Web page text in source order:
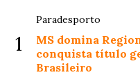
1
Paradesporto
MS domina
conquista título
Brasileiro